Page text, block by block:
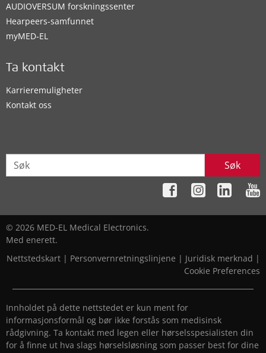
AUDIOVERSUM forskningssenter
Hearpeers-samfunnet
myMED‑EL
Ta kontakt
Karrieremuligheter
Kontakt oss
Søk
© 2026 MED-EL Medical Electronics.
Med enerett.
Nettstedskart | Personvernretningslinjene | Juridisk merknad |
Cookie Preferences
Innholdet på dette nettstedet er kun ment for
informasjonsformål og bør ikke forstås som medisinsk
rådgivning. Ta kontakt med legen eller hørselsspesialisten din
for å finne ut hva slags hørselsløsning som passer best for dine